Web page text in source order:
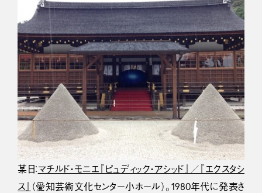
某日：マチルド・モニエ『ピュディック・アシッド』／『エクスタシ
ス』
（愛知芸術文化センター小ホール）。1980年代に発表さ